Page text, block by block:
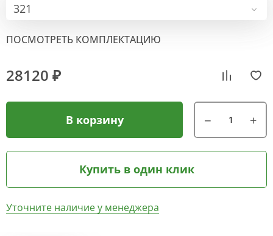
321
ПОСМОТРЕТЬ КОМПЛЕКТАЦИЮ
28120 ₽
В корзину
Купить в один клик
Уточните наличие у менеджера